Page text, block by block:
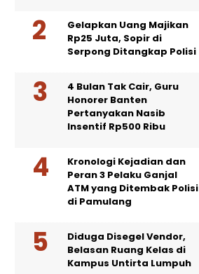
Gelapkan Uang Majikan
Rp25 Juta, Sopir di
Serpong Ditangkap Polisi
4 Bulan Tak Cair, Guru
Honorer Banten
Pertanyakan Nasib
Insentif Rp500 Ribu
Kronologi Kejadian dan
Peran 3 Pelaku Ganjal
ATM yang Ditembak Polisi
di Pamulang
Diduga Disegel Vendor,
Belasan Ruang Kelas di
Kampus Untirta Lumpuh